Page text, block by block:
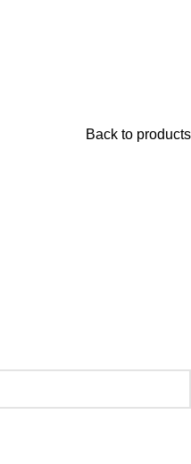
Back to products